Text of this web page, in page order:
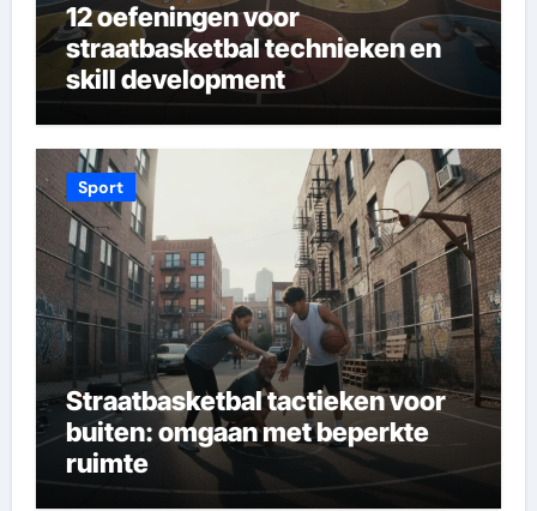
12 oefeningen voor
straatbasketbal technieken en
skill development
Sport
Straatbasketbal tactieken voor
buiten: omgaan met beperkte
ruimte